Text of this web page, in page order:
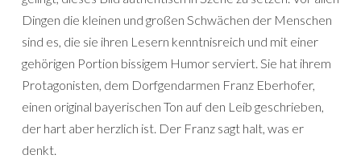
Dingen die kleinen und großen Schwächen der Menschen
sind es, die sie ihren Lesern kenntnisreich und mit einer
gehörigen Portion bissigem Humor serviert. Sie hat ihrem
Protagonisten, dem Dorfgendarmen Franz Eberhofer,
einen original bayerischen Ton auf den Leib geschrieben,
der hart aber herzlich ist. Der Franz sagt halt, was er
denkt.